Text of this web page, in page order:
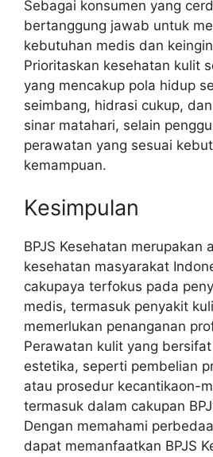
Sebagai konsumen yang
bertanggung jawab untuk
kebutuhan medis dan
Prioritaskan kesehatan kulit
yang mencakup pola hidup
seimbang, hidrasi cukup,
sinar matahari, selain
perawatan yang sesuai
kemampuan.
Kesimpulan
BPJS Kesehatan merupakan
kesehatan masyarakat
cakupaya terfokus pada
medis, termasuk penyakit
memerlukan penanganan
Perawatan kulit yang
estetika, seperti pembelian
atau prosedur kecantikaon-
termasuk dalam cakupan
Dengan memahami
dapat memanfaatkan BPJS